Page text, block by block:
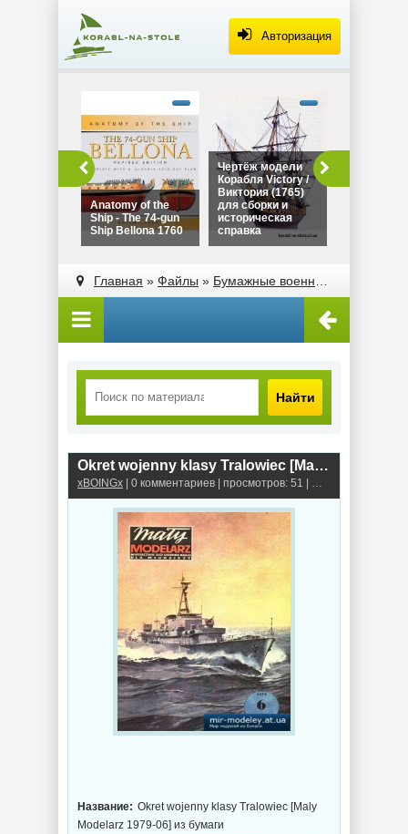
Авторизация
Ship - The 74-gun
Ship Bellona 1760"
height="180">
Anatomy of the
Ship - The 74-gun
Ship Bellona 1760
Виктория (1765)
для сборки и
width="320"
Чертёж модели
Корабля Victory /
Виктория (1765)
для сборки и
историческая
справка
width="320"
Главная » Файлы » Бумажные военные корабли
Найти
Okret wojenny klasy Tralowiec [Maly Modelarz 1979-06] из бумаги
xBOINGx | 0 комментариев | просмотров: 51 | Минные
Название: Okret wojenny klasy Tralowiec [Maly
Modelarz 1979-06] из бумаги